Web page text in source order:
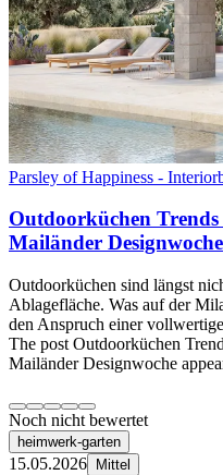
Parsley of Happiness -
Outdoorküchen
Mailänder Designwoche
Outdoorküchen sind längst
Ablagefläche. Was auf der
den Anspruch einer
The post Outdoorküchen
Mailänder Designwoche
Noch nicht bewertet
heimwerk-garten
15.05.2026 Mittel